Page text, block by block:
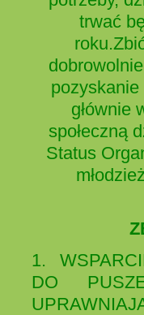
trwać
głównie
społeczną
Status
1.
DO